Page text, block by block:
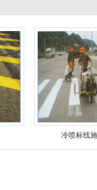
冷喷标线